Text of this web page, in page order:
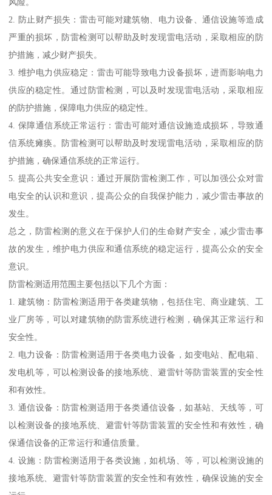
2. 防止财产损失：雷击可能对建筑物、电力设备、通信设施等造成
严重的损坏，防雷检测可以帮助及时发现雷电活动，采取相应的防
护措施，减少财产损失。
3. 维护电力供应稳定：雷击可能导致电力设备损坏，进而影响电力
供应的稳定性。通过防雷检测，可以及时发现雷电活动，采取相应
的防护措施，保障电力供应的稳定性。
4. 保障通信系统正常运行：雷击可能对通信设施造成损坏，导致通
信系统瘫痪。防雷检测可以帮助及时发现雷电活动，采取相应的防
护措施，确保通信系统的正常运行。
5. 提高公共安全意识：通过开展防雷检测工作，可以加强公众对雷
电安全的认识和意识，提高公众的自我保护能力，减少雷击事故的
发生。
总之，防雷检测的意义在于保护人们的生命财产安全，减少雷击事
故的发生，维护电力供应和通信系统的稳定运行，提高公众的安全
意识。
防雷检测适用范围主要包括以下几个方面：
1. 建筑物：防雷检测适用于各类建筑物，包括住宅、商业建筑、工
业厂房等，可以对建筑物的防雷系统进行检测，确保其正常运行和
安全性。
2. 电力设备：防雷检测适用于各类电力设备，如变电站、配电箱、
发电机等，可以检测设备的接地系统、避雷针等防雷装置的安全性
和有效性。
3. 通信设备：防雷检测适用于各类通信设备，如基站、天线等，可
以检测设备的接地系统、避雷针等防雷装置的安全性和有效性，确
保通信设备的正常运行和通信质量。
4. 设施：防雷检测适用于各类设施，如机场、等，可以检测设施的
接地系统、避雷针等防雷装置的安全性和有效性，确保设施的安全